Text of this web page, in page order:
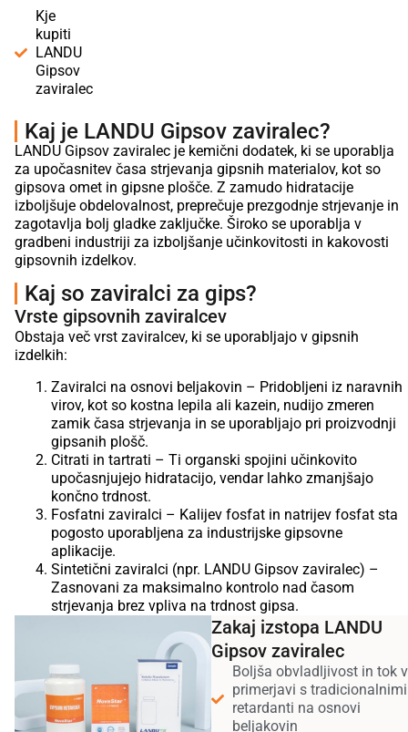
Kje
kupiti
LANDU
Gipsov
zaviralec
Kaj je LANDU Gipsov zaviralec?
LANDU Gipsov zaviralec je kemični dodatek, ki se uporablja
za upočasnitev časa strjevanja gipsnih materialov, kot so
gipsova omet in gipsne plošče. Z zamudo hidratacije
izboljšuje obdelovalnost, preprečuje prezgodnje strjevanje in
zagotavlja bolj gladke zaključke. Široko se uporablja v
gradbeni industriji za izboljšanje učinkovitosti in kakovosti
gipsovnih izdelkov.
Kaj so zaviralci za gips?
Vrste gipsovnih zaviralcev
Obstaja več vrst zaviralcev, ki se uporabljajo v gipsnih
izdelkih:
Zaviralci na osnovi beljakovin – Pridobljeni iz naravnih
virov, kot so kostna lepila ali kazein, nudijo zmeren
zamik časa strjevanja in se uporabljajo pri proizvodnji
gipsanih plošč.
Citrati in tartrati – Ti organski spojini učinkovito
upočasnjujejo hidratacijo, vendar lahko zmanjšajo
končno trdnost.
Fosfatni zaviralci – Kalijev fosfat in natrijev fosfat sta
pogosto uporabljena za industrijske gipsovne
aplikacije.
Sintetični zaviralci (npr. LANDU Gipsov zaviralec) –
Zasnovani za maksimalno kontrolo nad časom
strjevanja brez vpliva na trdnost gipsa.
Zakaj izstopa LANDU
Gipsov zaviralec
Boljša obvladljivost in tok v
primerjavi s tradicionalnimi
retardanti na osnovi
beljakovin